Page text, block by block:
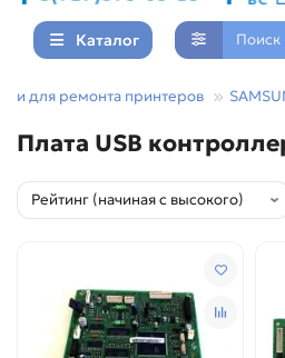
Каталог
для ремонта принтеров
Плата USB